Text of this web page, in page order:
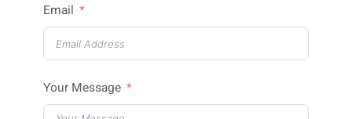
Email
Your Message